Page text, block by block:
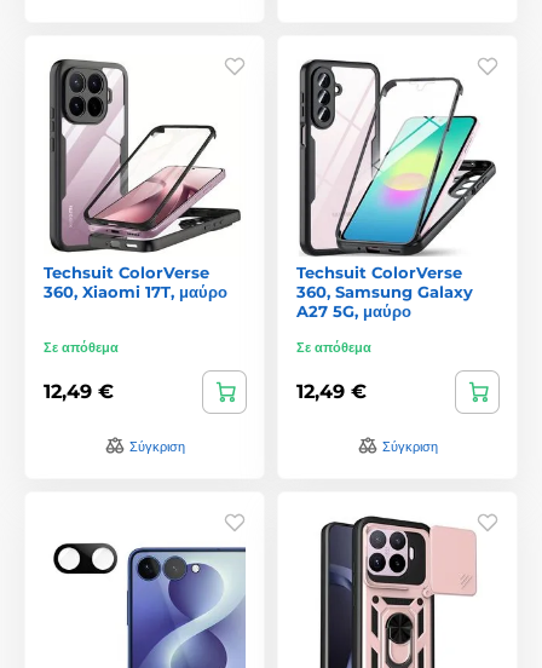
Techsuit ColorVerse
360, Xiaomi 17T, μαύρο
Σε απόθεμα
12,49 €
Σύγκριση
Techsuit ColorVerse
360, Samsung Galaxy
A27 5G, μαύρο
Σε απόθεμα
12,49 €
Σύγκριση